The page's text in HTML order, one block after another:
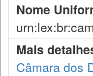
Nome
Mais
Câmara dos